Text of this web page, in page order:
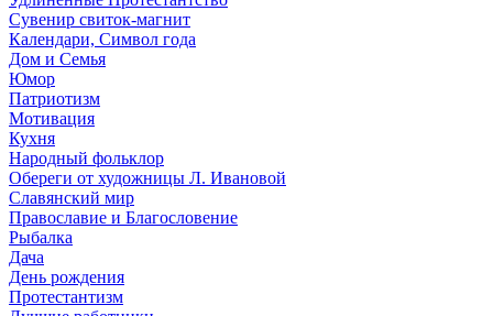
Сувенир свиток-магнит
Календари, Символ года
Дом и Семья
Юмор
Патриотизм
Мотивация
Кухня
Народный фольклор
Обереги от художницы Л. Ивановой
Славянский мир
Православие и Благословение
Рыбалка
Дача
День рождения
Протестантизм